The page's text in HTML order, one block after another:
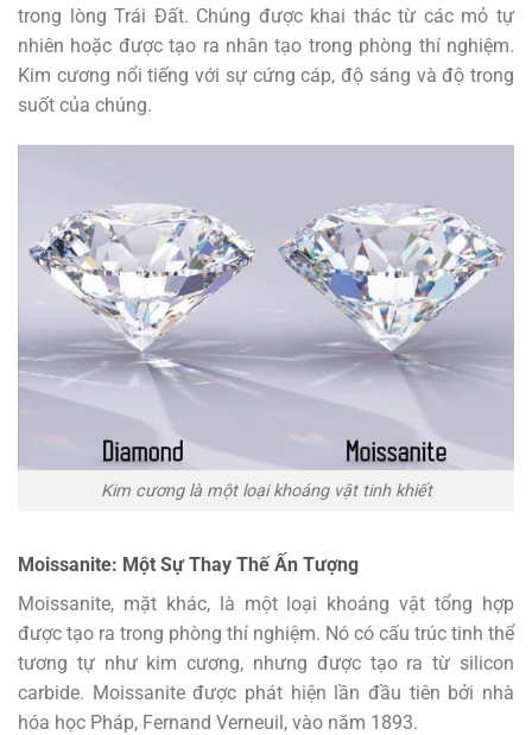
trong lòng Trái Đất. Chúng được khai thác từ các mỏ tự
nhiên hoặc được tạo ra nhân tạo trong phòng thí nghiệm.
Kim cương nổi tiếng với sự cứng cáp, độ sáng và độ trong
suốt của chúng.
Kim cương là một loại khoáng vật tinh khiết
Moissanite: Một Sự Thay Thế Ấn Tượng
Moissanite, mặt khác, là một loại khoáng vật tổng hợp
được tạo ra trong phòng thí nghiệm. Nó có cấu trúc tinh thể
tương tự như kim cương, nhưng được tạo ra từ silicon
carbide. Moissanite được phát hiện lần đầu tiên bởi nhà
hóa học Pháp, Fernand Verneuil, vào năm 1893.